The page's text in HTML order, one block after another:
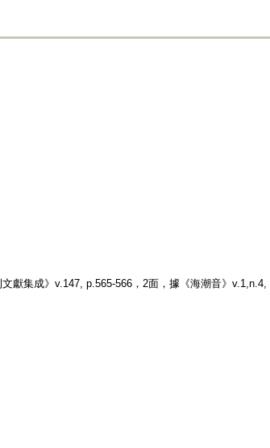
獻集成》v.147, p.565-566，2面，據《海潮音》v.1,n.4,